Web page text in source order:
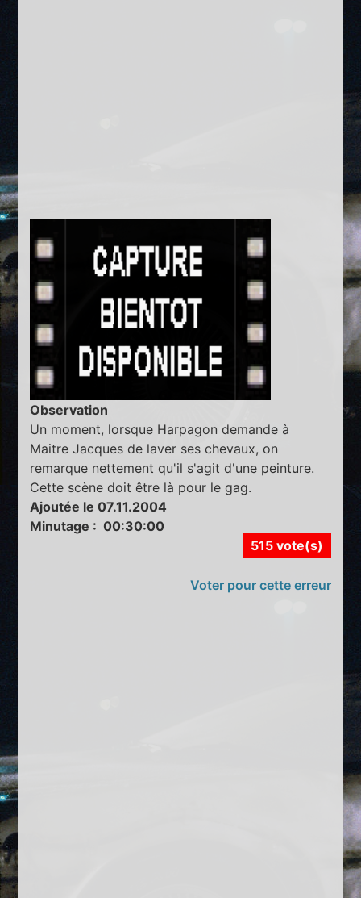
Observation
Un moment, lorsque Harpagon demande à
Maitre Jacques de laver ses chevaux, on
remarque nettement qu'il s'agit d'une peinture.
Cette scène doit être là pour le gag.
Ajoutée le 07.11.2004
Minutage : 00:30:00
515 vote(s)
Voter pour cette erreur